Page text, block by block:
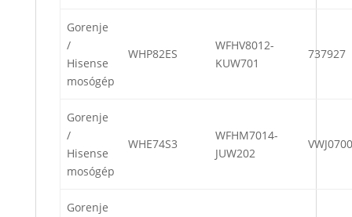
Gorenje
/
Hisense
mosógép
WHP82ES
WFHV8012-
KUW701
737927
Gorenje
/
Hisense
mosógép
WHE74S3
WFHM7014-
JUW202
Gorenje